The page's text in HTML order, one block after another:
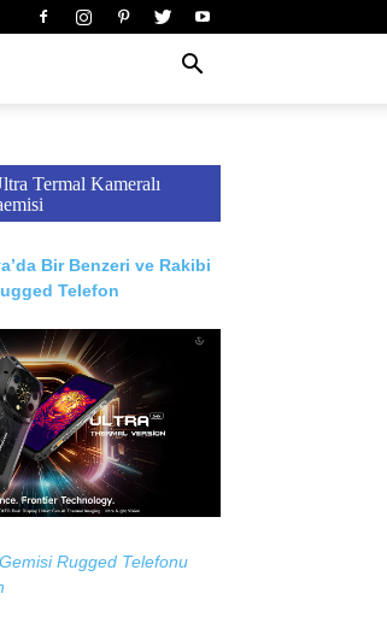
Termal Kameralı
Bir Benzeri ve Rakibi
Telefon
Rugged Telefonu